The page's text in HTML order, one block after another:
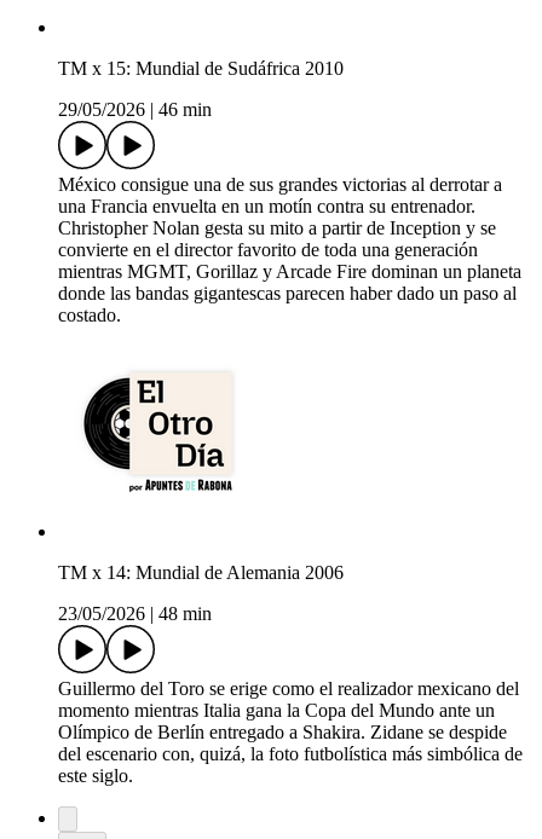
TM x 15: Mundial de Sudáfrica 2010
29/05/2026
46 min
México consigue una de sus grandes victorias al derrotar a
una Francia envuelta en un motín contra su entrenador.
Christopher Nolan gesta su mito a partir de Inception y se
convierte en el director favorito de toda una generación
mientras MGMT, Gorillaz y Arcade Fire dominan un planeta
donde las bandas gigantescas parecen haber dado un paso al
costado.
TM x 14: Mundial de Alemania 2006
23/05/2026
48 min
Guillermo del Toro se erige como el realizador mexicano del
momento mientras Italia gana la Copa del Mundo ante un
Olímpico de Berlín entregado a Shakira. Zidane se despide
del escenario con, quizá, la foto futbolística más simbólica de
este siglo.